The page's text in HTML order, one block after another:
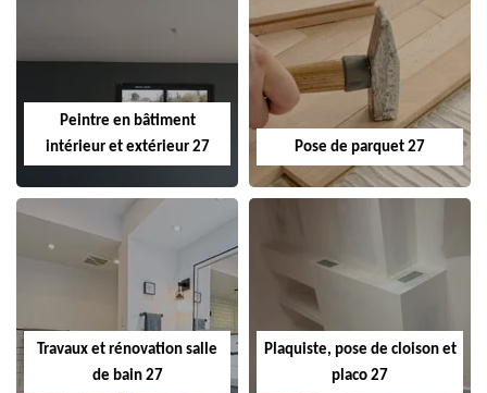
Peintre en bâtiment
intérieur et extérieur 27
Pose de parquet 27
Travaux et rénovation salle
de bain 27
Plaquiste, pose de cloison et
placo 27